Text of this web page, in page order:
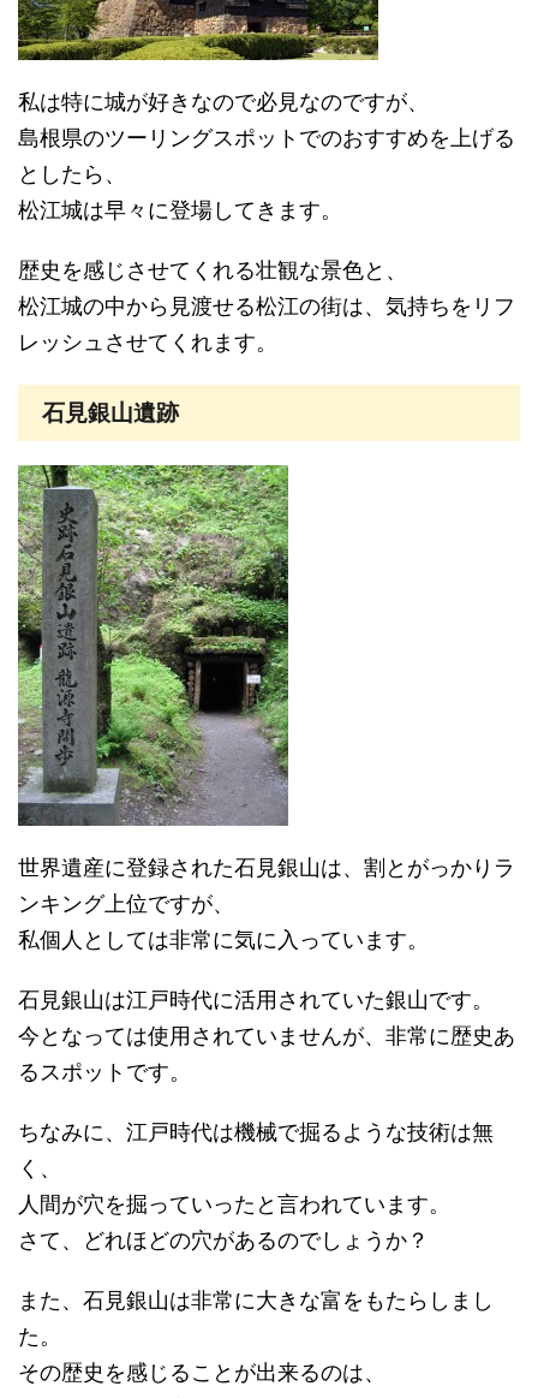
私は特に城が好きなので必見なのですが、
島根県のツーリングスポットでのおすすめを上げる
としたら、
松江城は早々に登場してきます。
歴史を感じさせてくれる壮観な景色と、
松江城の中から見渡せる松江の街は、気持ちをリフ
レッシュさせてくれます。
石見銀山遺跡
世界遺産に登録された石見銀山は、割とがっかりラ
ンキング上位ですが、
私個人としては非常に気に入っています。
石見銀山は江戸時代に活用されていた銀山です。
今となっては使用されていませんが、非常に歴史あ
るスポットです。
ちなみに、江戸時代は機械で掘るような技術は無
く、
人間が穴を掘っていったと言われています。
さて、どれほどの穴があるのでしょうか？
また、石見銀山は非常に大きな富をもたらしまし
た。
その歴史を感じることが出来るのは、